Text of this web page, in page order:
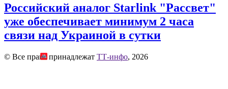
Российский аналог Starlink "Рассвет"
уже обеспечивает минимум 2 часа
связи над Украиной в сутки
© Все права принадлежат ТТ-инфо, 2026